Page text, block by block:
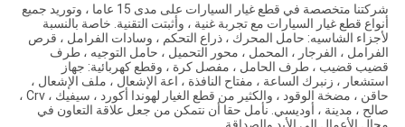
شركتنا متخصصة في قطع غيار السيارات على مدى 15 عاما ، وتوريد جميع
أنواع قطع غيار السيارات مع تجربة غنية ، وأثبتت التقنية. خاصة بالنسبة
لأجزاء الشاسيه: حامل المحرك ، ذراع التحكم ، وسادات الفرامل ، قرص
الفرامل ، الفرجار ، المحمل ، محور التحميل ، حامل التوجيه ، طرف
قضيب قضيب ، طرف الحامل ، مفصل كرة ، وقطع كهربائية: جهاز
استشعار ، زنبرك الساعة ، مفتاح النافذة ، اعة الإشعال ، ملف الإشعال ،
حاقن ، مضخة الوقود ، والكثير من قطع الغيار لهوندا أكورد ، سيفيك ، Crv ،
صالح ، مدينة ، أوديسي. نأمل حقا أن نتمكن من جعل علاقة التعاون في